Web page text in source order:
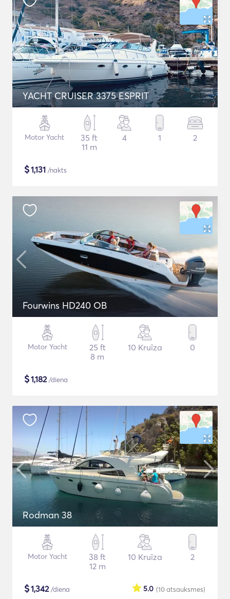
YACHT CRUISER 3375 ESPRIT
Motor Yacht
35 ft
11 m
4 1 2
$1,131 /nakts
Fourwins HD240 OB
Motor Yacht
25 ft
8 m
10 Kruīza 0
$1,182/diena
Rodman 38
Motor Yacht
38 ft
12 m
10 Kruīza 2
$1,342/diena (10atsauksmes)
5.0